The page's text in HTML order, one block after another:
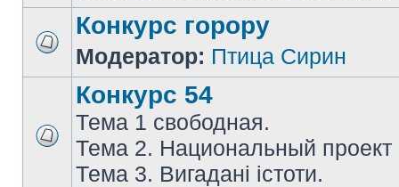
Конкурс горору
Модератор: Птица Сирин
Конкурс 54
Тема 1 свободная.
Тема 2. Национальный проект
Тема 3. Вигадані істоти.